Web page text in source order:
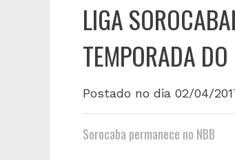
LIGA
TEMPORADA
Postado no dia 02/04/
Sorocaba permanece no NBB